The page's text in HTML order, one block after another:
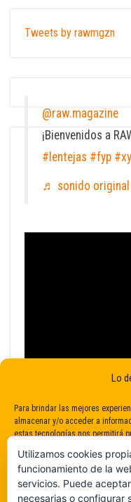
Lo
Para brindar las mejores
almacenar y/o acceder a
estas tecnologías nos permitirá
consentimiento puede afectar
funciones.
Tweets by rawmgzn
@raw.magazine
¡Bienvenidos a
#lentejas #fyp
♬ sonido original
Utilizamos cookies
funcionamiento de la
servicios. Puede
necesarias o configurar